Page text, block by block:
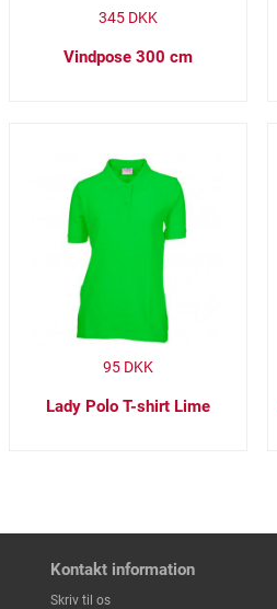
Vindpose 300 cm
345DKK
Lady Polo T-shirt Lime
95DKK
Kontakt information
Skriv til os